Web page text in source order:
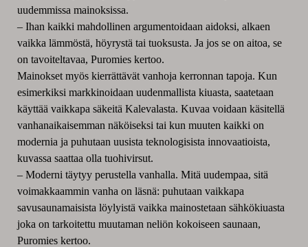
uudemmissa mainoksissa.
– Ihan kaikki mahdollinen argumentoidaan aidoksi, alkaen
vaikka lämmöstä, höyrystä tai tuoksusta. Ja jos se on aitoa, se
on tavoiteltavaa, Puromies kertoo.
Mainokset myös kierrättävät vanhoja kerronnan tapoja. Kun
esimerkiksi markkinoidaan uudenmallista kiuasta, saatetaan
käyttää vaikkapa säkeitä Kalevalasta. Kuvaa voidaan käsitellä
vanhanaikaisemman näköiseksi tai kun muuten kaikki on
modernia ja puhutaan uusista teknologisista innovaatioista,
kuvassa saattaa olla tuohivirsut.
– Moderni täytyy perustella vanhalla. Mitä uudempaa, sitä
voimakkaammin vanha on läsnä: puhutaan vaikkapa
savusaunamaisista löylyistä vaikka mainostetaan sähkökiuasta
joka on tarkoitettu muutaman neliön kokoiseen saunaan,
Puromies kertoo.